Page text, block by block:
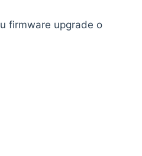
firmware upgrade o